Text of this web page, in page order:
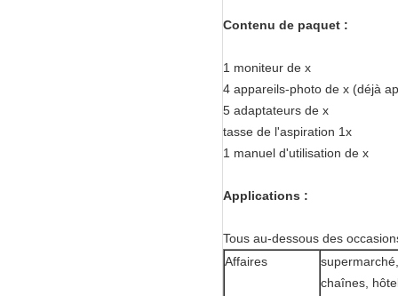
Contenu de paquet :
1 moniteur de x
4 appareils-photo de x (déjà
5 adaptateurs de x
tasse de l'aspiration 1x
1 manuel d'utilisation de x
Applications :
Tous au-dessous des
Affaires
chaînes,